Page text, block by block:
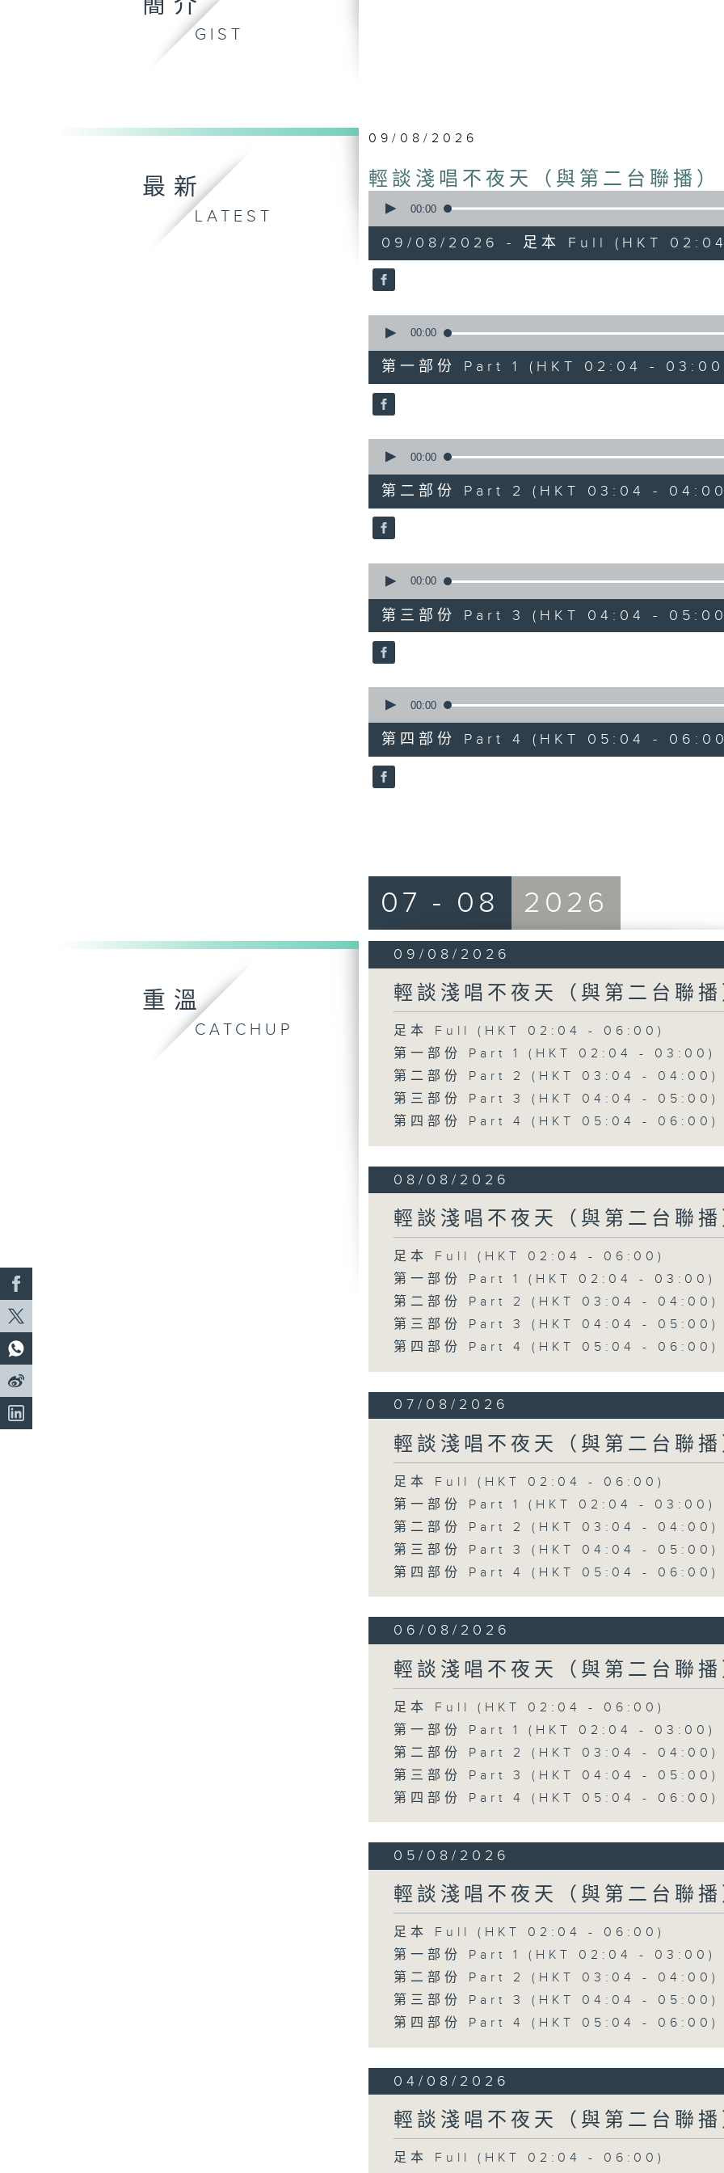
簡介
GIST
最新
LATEST
09/08/2026
輕談淺唱不夜天（與第二台聯播）
seconds
hours,
43
minutes,
59
90%
00:00
09/08/2026 - 足本 Full (HKT
seconds
56
minutes,
10
seconds
90%
00:00
第一部份 Part 1 (HKT 02:04 -
seconds
56
minutes,
19
seconds
90%
00:00
第二部份 Part 2 (HKT 03:04 -
seconds
56
minutes,
10
seconds
90%
00:00
第三部份 Part 3 (HKT 04:04 -
seconds
56
minutes,
9
seconds
90%
00:00
第四部份 Part 4 (HKT 05:04 -
重溫
CATCHUP
07 - 08 2026
09/08/2026
輕談淺唱不夜天（與第二台聯
足本 Full (HKT 02:04 - 06:00)
第一部份 Part 1 (HKT 02:04 - 03:00)
第二部份 Part 2 (HKT 03:04 - 04:00)
第三部份 Part 3 (HKT 04:04 - 05:00)
第四部份 Part 4 (HKT 05:04 - 06:00)
08/08/2026
輕談淺唱不夜天（與第二台聯
足本 Full (HKT 02:04 - 06:00)
第一部份 Part 1 (HKT 02:04 - 03:00)
第二部份 Part 2 (HKT 03:04 - 04:00)
第三部份 Part 3 (HKT 04:04 - 05:00)
第四部份 Part 4 (HKT 05:04 - 06:00)
07/08/2026
輕談淺唱不夜天（與第二台聯
足本 Full (HKT 02:04 - 06:00)
第一部份 Part 1 (HKT 02:04 - 03:00)
第二部份 Part 2 (HKT 03:04 - 04:00)
第三部份 Part 3 (HKT 04:04 - 05:00)
第四部份 Part 4 (HKT 05:04 - 06:00)
06/08/2026
輕談淺唱不夜天（與第二台聯
足本 Full (HKT 02:04 - 06:00)
第一部份 Part 1 (HKT 02:04 - 03:00)
第二部份 Part 2 (HKT 03:04 - 04:00)
第三部份 Part 3 (HKT 04:04 - 05:00)
第四部份 Part 4 (HKT 05:04 - 06:00)
05/08/2026
輕談淺唱不夜天（與第二台聯
足本 Full (HKT 02:04 - 06:00)
第一部份 Part 1 (HKT 02:04 - 03:00)
第二部份 Part 2 (HKT 03:04 - 04:00)
第三部份 Part 3 (HKT 04:04 - 05:00)
第四部份 Part 4 (HKT 05:04 - 06:00)
04/08/2026
輕談淺唱不夜天（與第二台聯
足本 Full (HKT 02:04 - 06:00)